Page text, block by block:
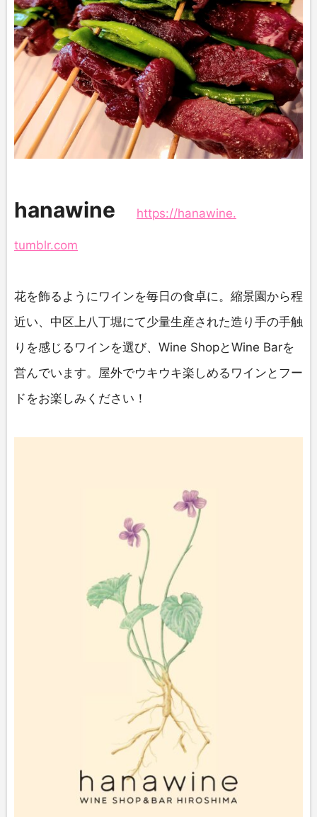
hanawine https://hanawine.
tumblr.com
花を飾るようにワインを毎日の食卓に。縮景園から程
近い、中区上八丁堀にて少量生産された造り手の手触
りを感じるワインを選び、Wine ShopとWine Barを
営んでいます。屋外でウキウキ楽しめるワインとフー
ドをお楽しみください！